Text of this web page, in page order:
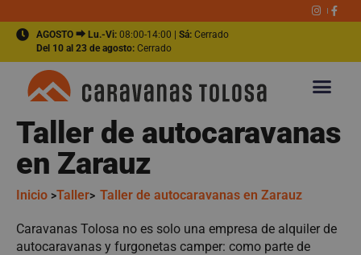
AGOSTO ⮕ Lu.-Vi: 08:00-14:00 | Sá: Cerrado
Del 10 al 23 de agosto: Cerrado
Taller de autocaravanas
en Zarauz
Inicio >Taller> Taller de autocaravanas en Zarauz
Caravanas Tolosa no es solo una empresa de alquiler de
autocaravanas y furgonetas camper: como parte de